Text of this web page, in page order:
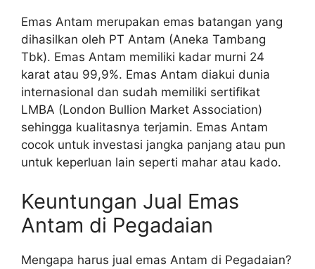
Emas Antam merupakan emas batangan yang
dihasilkan oleh PT Antam (Aneka Tambang
Tbk). Emas Antam memiliki kadar murni 24
karat atau 99,9%. Emas Antam diakui dunia
internasional dan sudah memiliki sertifikat
LMBA (London Bullion Market Association)
sehingga kualitasnya terjamin. Emas Antam
cocok untuk investasi jangka panjang atau pun
untuk keperluan lain seperti mahar atau kado.
Keuntungan Jual Emas
Antam di Pegadaian
Mengapa harus jual emas Antam di Pegadaian?